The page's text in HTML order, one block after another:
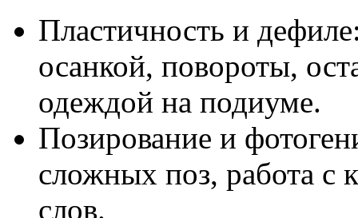
Пластичность и
осанкой, повороты,
одеждой на подиуме.
Позирование и
сложных поз, работа с
слов.